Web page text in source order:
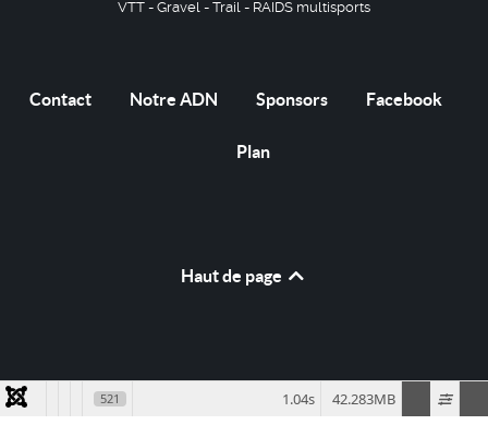
VTT - Gravel - Trail - RAIDS multisports
Contact Notre ADN Sponsors Facebook
Plan
Haut de page
521 42.283MB
1.04s